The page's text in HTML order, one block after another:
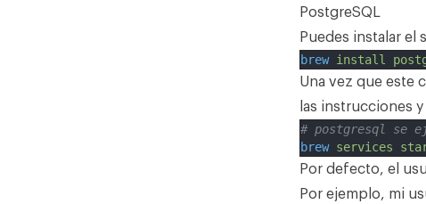
PostgreSQL
Puedes instalar el
brew install
Una vez que este
las instrucciones
# postgresql se
brew services
Por defecto, el
Por ejemplo, mi